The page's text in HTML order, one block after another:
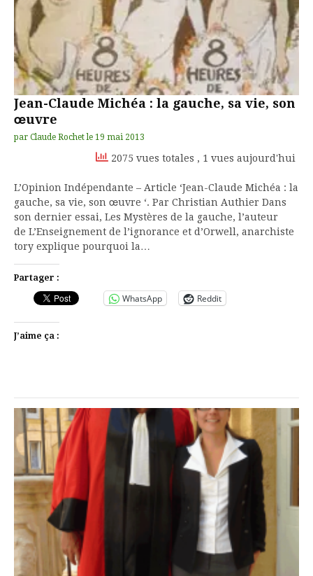
Jean-Claude Michéa : la gauche, sa vie, son
œuvre
par Claude Rochet le 19 mai 2013
2075 vues totales , 1 vues aujourd'hui
L’Opinion Indépendante – Article ‘Jean-Claude Michéa : la
gauche, sa vie, son œuvre ‘. Par Christian Authier Dans
son dernier essai, Les Mystères de la gauche, l’auteur
de L’Enseignement de l’ignorance et d’Orwell, anarchiste
tory explique pourquoi la…
Partager :
WhatsApp Reddit
J’aime ça :